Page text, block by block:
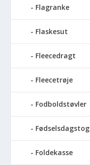
Flagranke
Flaskesut
Fleecedragt
Fleecetrøje
Fodboldstøvler
Fødselsdagstog
Foldekasse